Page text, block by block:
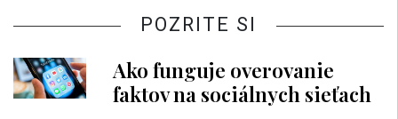
POZRITE SI
Ako funguje overovanie
faktov na sociálnych sieťach